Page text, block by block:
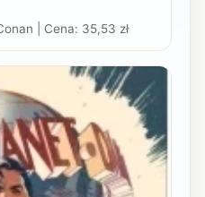
| Cena: 35,53 zł